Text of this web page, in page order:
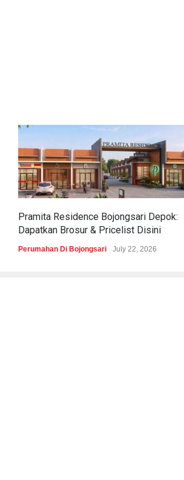
Pramita Residence Bojongsari Depok:
Dapatkan Brosur & Pricelist Disini
Perumahan Di Bojongsari July 22, 2026